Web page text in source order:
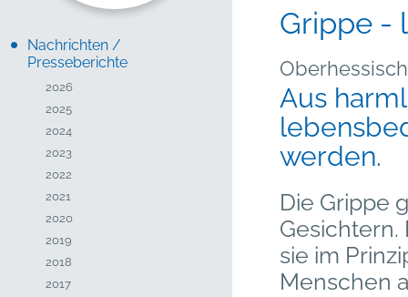
Nachrichten /
Presseberichte
2026
2025
2024
2023
2022
2021
2020
2019
2018
2017
Grippe -
Aus
werden.
Die Grippe
Gesichtern.
sie im
Menschen